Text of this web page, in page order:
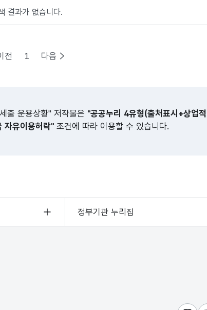
산, 당월수납액, 누계수납액
결과가 없습니다.
전 1 다음
출 운용상황" 저작물은 "공공누리 4유형(출처표시+상업적
자유이용허락" 조건에 따라 이용할 수 있습니다.
정부기관 누리집